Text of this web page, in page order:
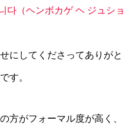
다（ヘンボカゲ ヘ ジュショ
にしてくださってありがと
す。
方がフォーマル度が高く、